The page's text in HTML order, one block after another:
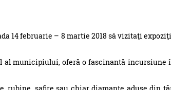
14 februarie – 8 martie 2018 să vizitaţi
al municipiului, oferă o fascinantă incursiune